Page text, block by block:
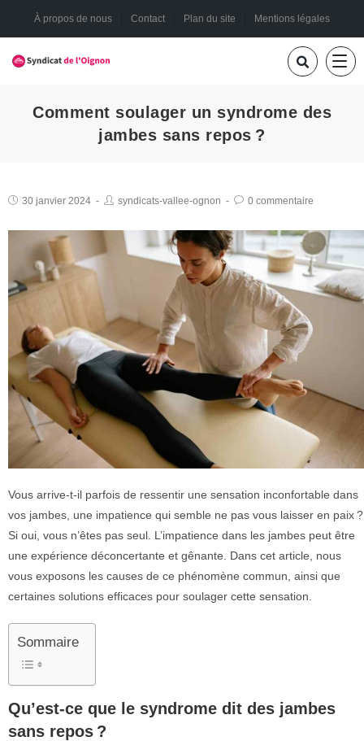
À propos de nous Contact Plan du site Mentions légales
Comment soulager un syndrome des
jambes sans repos ?
30 janvier 2024 syndicats-vallee-ognon 0 commentaire
Vous arrive-t-il parfois de ressentir une sensation inconfortable dans
vos jambes, une impatience qui semble ne pas vous laisser en paix ?
Si oui, vous n’êtes pas seul. L’impatience dans les jambes peut être
une expérience déconcertante et gênante. Dans cet article, nous
vous exposons les causes de ce phénomène commun, ainsi que
certaines solutions efficaces pour soulager cette sensation.
Sommaire
Qu’est-ce que le syndrome dit des jambes
sans repos ?